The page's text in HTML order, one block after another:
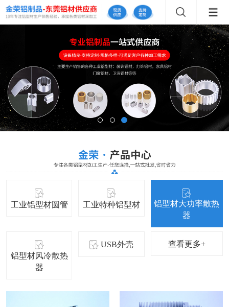
工业铝型材圆管 工业特种铝型材
铝型材大功率散热
器
铝型材风冷散热
器
USB外壳 查看更多+